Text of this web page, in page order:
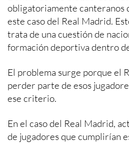
obligatoriamente canteranos
este caso del Real Madrid.
trata de una cuestión de
formación deportiva dentro
El problema surge porque el
perder parte de esos
ese criterio.
En el caso del Real Madrid,
de jugadores que cumplirían